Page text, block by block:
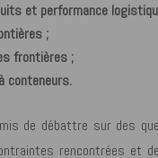
et performance
;
frontières ;
conteneurs.
de débattre sur des
rencontrées et